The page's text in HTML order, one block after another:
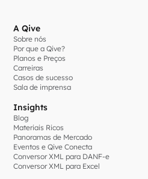
A Qive
Sobre nós
Por que a Qive?
Planos e Preços
Carreiras
Casos de sucesso
Sala de imprensa
Insights
Blog
Materiais Ricos
Panoramas de Mercado
Eventos e Qive Conecta
Conversor XML para DANF-e
Conversor XML para Excel